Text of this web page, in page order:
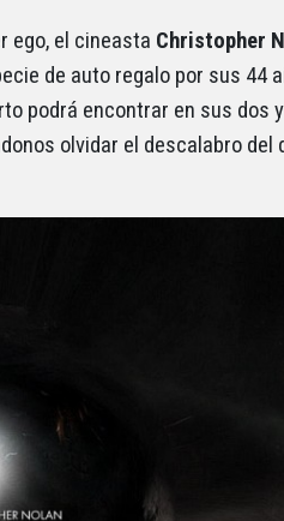
ego, el cineasta Christopher
de auto regalo por sus 44
podrá encontrar en sus dos
olvidar el descalabro del